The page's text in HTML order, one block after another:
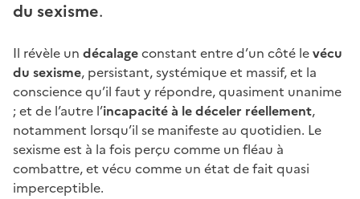
du sexisme.
Il révèle un décalageconstant entre d’un côté levécu
du sexisme, persistant, systémique et massif, et la
conscience qu’il faut y répondre, quasiment unanime
; et de l’autre l’incapacité à le déceler réellement,
notamment lorsqu’il se manifeste au quotidien. Le
sexisme est à la fois perçu comme un fléau à
combattre, et vécu comme un état de fait quasi
imperceptible.